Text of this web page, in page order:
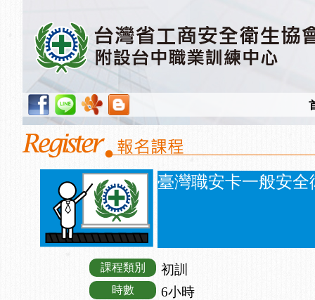
臺灣職安卡一般安全
課程類別 初訓
時數 6小時